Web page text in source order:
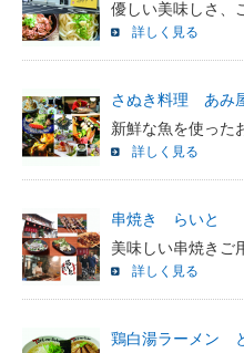
優しい美味しさ、
詳しく見る
さぬき料理 あみ
新鮮な魚を使った
詳しく見る
串焼き らいと
美味しい串焼きご
詳しく見る
鶏白湯ラーメン